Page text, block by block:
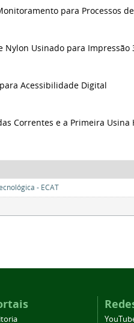
para Processos
Nylon Usinado para
Acessibilidade Digital
Correntes e a Primeira
- ECAT